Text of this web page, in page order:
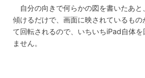
自分の向きで何らかの図を書いたあ
傾けるだけで、画面に映されているも
て回転されるので、いちいちiPad自体を
ません。